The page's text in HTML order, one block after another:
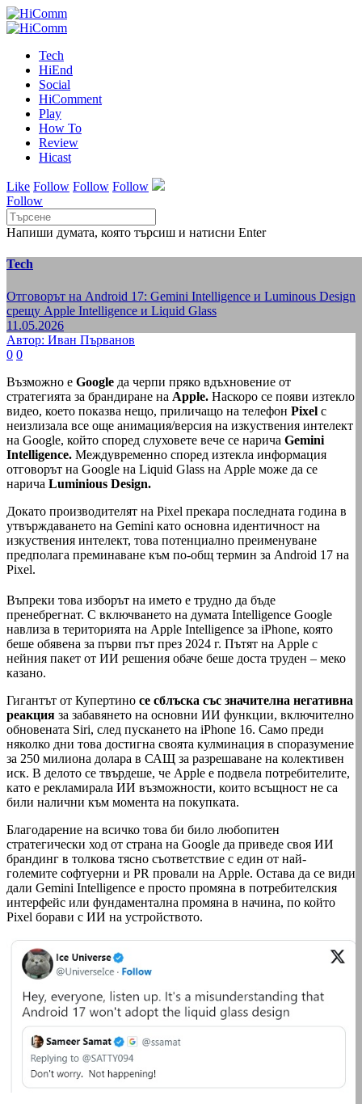
Tech
HiEnd
Social
HiComment
Play
How To
Review
Hicast
Like Follow Follow Follow
Follow
Напиши думата, която търсиш и натисни Enter
Tech
Отговорът на Android 17: Gemini Intelligence и Luminous Design
срещу Apple Intelligence и Liquid Glass
11.05.2026
Автор: Иван Първанов
0 0
Възможно е Google да черпи пряко вдъхновение от
стратегията за брандиране на Apple. Наскоро се появи изтекло
видео, което показва нещо, приличащо на телефон Pixel с
неизлизала все още анимация/версия на изкуствения интелект
на Google, който според слуховете вече се нарича Gemini
Intelligence. Междувременно според изтекла информация
отговорът на Google на Liquid Glass на Apple може да се
нарича Luminious Design.
Докато производителят на Pixel прекара последната година в
утвърждаването на Gemini като основна идентичност на
изкуствения интелект, това потенциално преименуване
предполага преминаване към по-общ термин за Android 17 на
Pixel.
Въпреки това изборът на името е трудно да бъде
пренебрегнат. С включването на думата Intelligence Google
навлиза в територията на Apple Intelligence за iPhone, която
беше обявена за първи път през 2024 г. Пътят на Apple с
нейния пакет от ИИ решения обаче беше доста труден – меко
казано.
Гигантът от Купертино се сблъска със значителна негативна
реакция за забавянето на основни ИИ функции, включително
обновената Siri, след пускането на iPhone 16. Само преди
няколко дни това достигна своята кулминация в споразумение
за 250 милиона долара в САЩ за разрешаване на колективен
иск. В делото се твърдеше, че Apple е подвела потребителите,
като е рекламирала ИИ възможности, които всъщност не са
били налични към момента на покупката.
Благодарение на всичко това би било любопитен
стратегически ход от страна на Google да приведе своя ИИ
брандинг в толкова тясно съответствие с един от най-
големите софтуерни и PR провали на Apple. Остава да се види
дали Gemini Intelligence е просто промяна в потребителския
интерфейс или фундаментална промяна в начина, по който
Pixel борави с ИИ на устройството.